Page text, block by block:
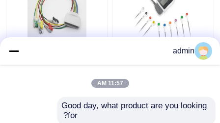
كابل Borsam Holter
admin
11:57 AM
Good day, what product are you looking
for?